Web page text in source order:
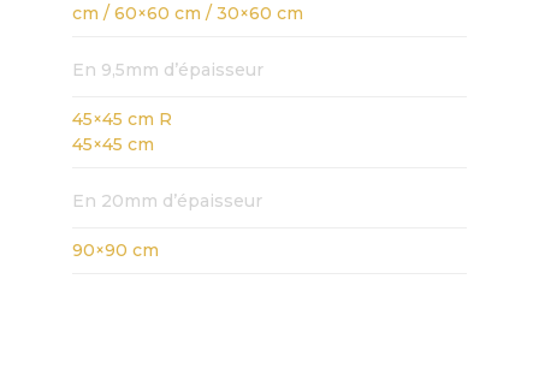
cm / 60×60 cm / 30×60 cm
En 9,5mm d’épaisseur
45×45 cm R
45×45 cm
En 20mm d’épaisseur
90×90 cm